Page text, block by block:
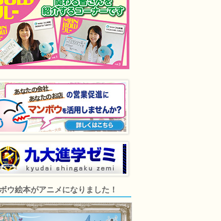
ウ絵本がアニメになりました！